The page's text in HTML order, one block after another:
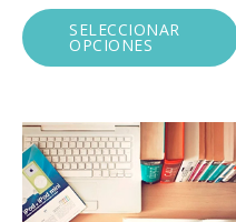
precios:
desde
24,00€
SELECCIONAR
OPCIONES